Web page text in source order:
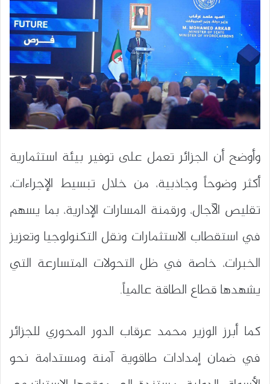
وأوضح أن الجزائر تعمل على توفير بيئة استثمارية
أكثر وضوحاً وجاذبية، من خلال تبسيط الإجراءات،
تقليص الآجال، ورقمنة المسارات الإدارية، بما يسهم
في استقطاب الاستثمارات ونقل التكنولوجيا وتعزيز
الخبرات، خاصة في ظل التحولات المتسارعة التي
يشهدها قطاع الطاقة عالمياً.
كما أبرز الوزير محمد عرقاب الدور المحوري للجزائر
في ضمان إمدادات طاقوية آمنة ومستدامة نحو